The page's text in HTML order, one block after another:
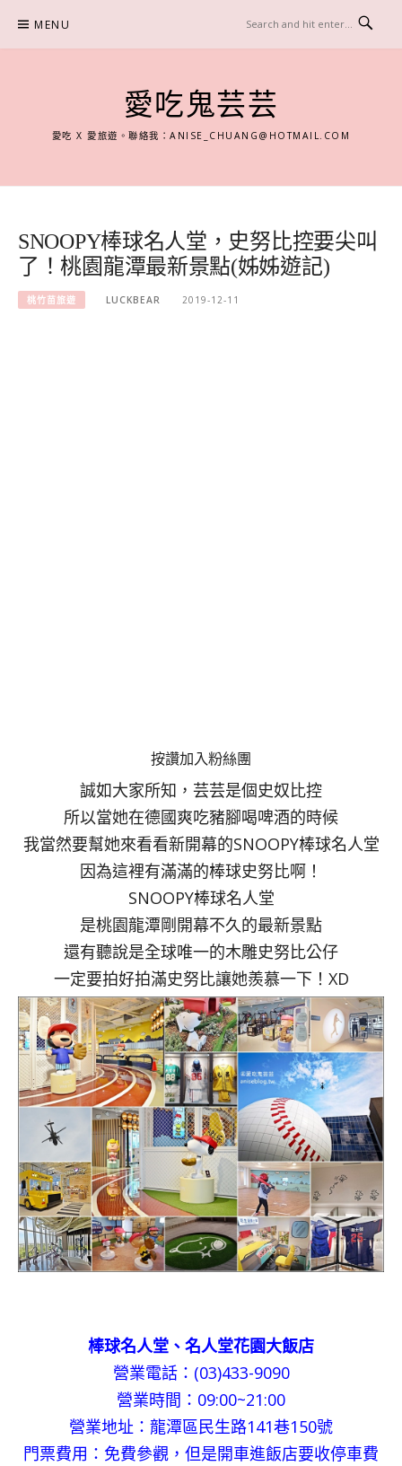
content
MENU
愛吃鬼芸芸
愛吃 X 愛旅遊。聯絡我：ANISE_CHUANG@HOTMAIL.COM
SNOOPY棒球名人堂，史努比控要尖叫
了！桃園龍潭最新景點(姊姊遊記)
桃竹苗旅遊 LUCKBEAR 2019-12-11
按讚加入粉絲團
誠如大家所知，芸芸是個史奴比控
所以當她在德國爽吃豬腳喝啤酒的時候
我當然要幫她來看看新開幕的SNOOPY棒球名人堂
因為這裡有滿滿的棒球史努比啊！
SNOOPY棒球名人堂
是桃園龍潭剛開幕不久的最新景點
還有聽說是全球唯一的木雕史努比公仔
一定要拍好拍滿史努比讓她羨慕一下！XD
棒球名人堂、名人堂花園大飯店
營業電話：(03)433-9090
營業時間：09:00~21:00
營業地址：龍潭區民生路141巷150號
門票費用：免費參觀，但是開車進飯店要收停車費